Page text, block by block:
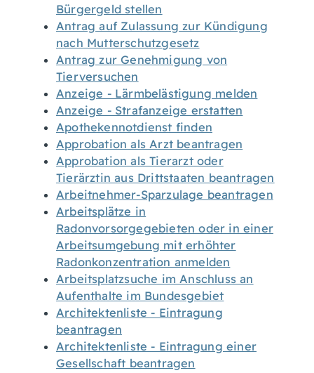
Bürgergeld stellen
Antrag auf Zulassung zur Kündigung
nach Mutterschutzgesetz
Antrag zur Genehmigung von
Tierversuchen
Anzeige - Lärmbelästigung melden
Anzeige - Strafanzeige erstatten
Apothekennotdienst finden
Approbation als Arzt beantragen
Approbation als Tierarzt oder
Tierärztin aus Drittstaaten beantragen
Arbeitnehmer-Sparzulage beantragen
Arbeitsplätze in
Radonvorsorgegebieten oder in einer
Arbeitsumgebung mit erhöhter
Radonkonzentration anmelden
Arbeitsplatzsuche im Anschluss an
Aufenthalte im Bundesgebiet
Architektenliste - Eintragung
beantragen
Architektenliste - Eintragung einer
Gesellschaft beantragen